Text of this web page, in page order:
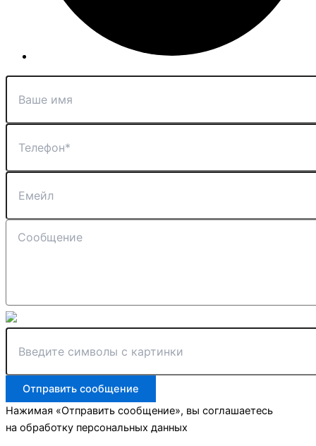
Отправить сообщение
Нажимая «Отправить сообщение», вы соглашаетесь
на обработку персональных данных